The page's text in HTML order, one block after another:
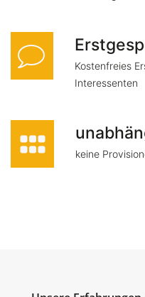
Kostenfreies
Interessenten
keine